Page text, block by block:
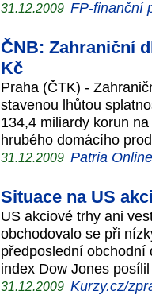
31.12.2009 FP-finanční
ČNB: Zahraniční
Kč
Praha (ČTK) -
stavenou lhůtou
134,4 miliardy korun
hrubého domácího
31.12.2009 Patria Online
Situace na US
US akciové trhy ani
obchodovalo se při
předposlední obchodní
index Dow Jones
31.12.2009 Kurzy.cz/